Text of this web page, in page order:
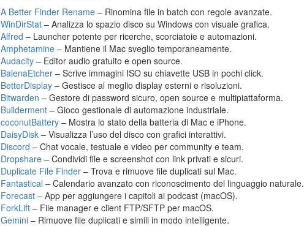
A Better Finder Rename – Rinomina file in batch con regole avanzate.
WinDirStat – Analizza lo spazio disco su Windows con visuale grafica.
Alfred – Launcher potente per ricerche, scorciatoie e automazioni.
Amphetamine – Mantiene il Mac sveglio temporaneamente.
Audacity – Editor audio gratuito e open source.
BalenaEtcher – Scrive immagini ISO su chiavette USB in pochi click.
BetterDisplay – Gestisce al meglio display esterni e risoluzioni.
Bitwarden – Gestore di password sicuro, open source e multipiattaforma.
Builderment – Gioco gestionale di automazione industriale.
coconutBattery – Mostra lo stato della batteria di Mac e iPhone.
DaisyDisk – Visualizza l’uso del disco con grafici interattivi.
Discord – Chat vocale, testuale e video per community e team.
Dropshare – Condividi file e screenshot con link privati e sicuri.
Duplicate File Finder – Trova e rimuove file duplicati sul Mac.
Fantastical – Calendario avanzato con riconoscimento del linguaggio naturale.
Forecast – App per aggiungere i capitoli ai podcast (macOS).
ForkLift – File manager e client FTP/SFTP per macOS.
Gemini – Rimuove file duplicati e simili in modo intelligente.